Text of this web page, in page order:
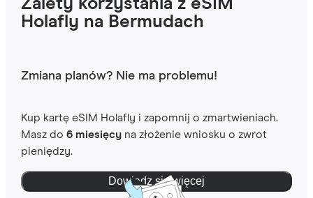
Zalety korzystania z eSIM
Holafly na Bermudach
Zmiana planów? Nie ma problemu!
Kup kartę eSIM Holafly i zapomnij o zmartwieniach.
Masz do 6 miesięcyna złożenie wniosku o zwrot
pieniędzy.
Dowiedz się więcej